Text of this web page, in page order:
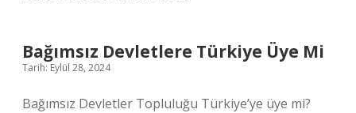
Bağımsız Devletlere Türkiye Üye Mi
Tarih: Eylül 28, 2024
Bağımsız Devletler Topluluğu Türkiye’ye üye mi?